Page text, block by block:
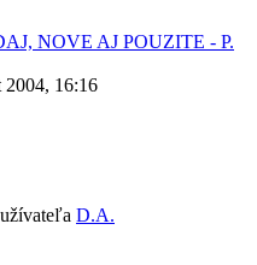
NOVE AJ POUZITE - P.
2004, 16:16
D.A.